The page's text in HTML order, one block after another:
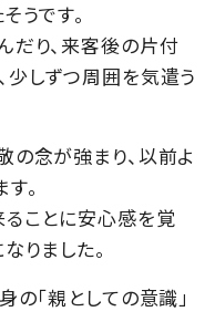
うです。
だり、来客後の片付
少しずつ周囲を気遣う
の念が強まり、以前よ
。
ことに安心感を覚
りました。
の「親としての意識」